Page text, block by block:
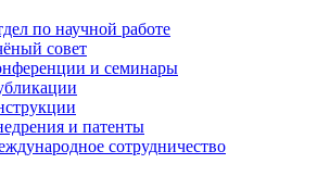
по научной работе
совет
и семинары
и патенты
сотрудничество